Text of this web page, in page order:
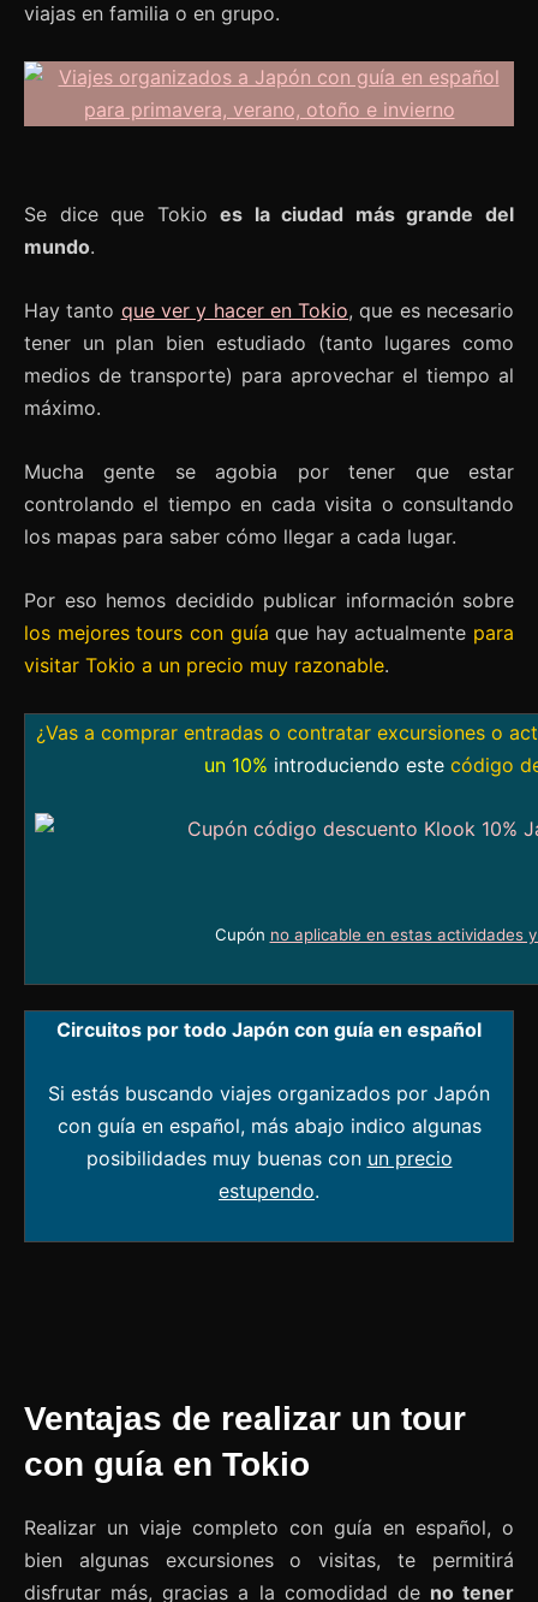
viajas en familia o en grupo.
Se dice que Tokioes la ciudad más grande del
mundo.
Hay tanto que ver y hacer en Tokio, que es necesario
tener un plan bien estudiado (tanto lugares como
medios de transporte) para aprovechar el tiempo al
máximo.
Mucha gente se agobia por tener que estar
controlando el tiempo en cada visita o consultando
los mapas para saber cómo llegar a cada lugar.
Por eso hemos decidido publicar información sobre
los mejores tours con guíaque hay actualmente para
visitar Tokio a un precio muy razonable.
¿Vas a comprar entradas o contratar excursiones o
un 10% introduciendo este código
Cupón no aplicable en estas actividades
Circuitos por todo Japón con guía en español
Si estás buscando viajes organizados por Japón
con guía en español, más abajo indico algunas
posibilidades muy buenas con un precio
estupendo.
Ventajas de realizar un tour
con guía en Tokio
Realizar un viaje completo con guía en español, o
bien algunas excursiones o visitas, te permitirá
disfrutar más, gracias a la comodidad de no tener